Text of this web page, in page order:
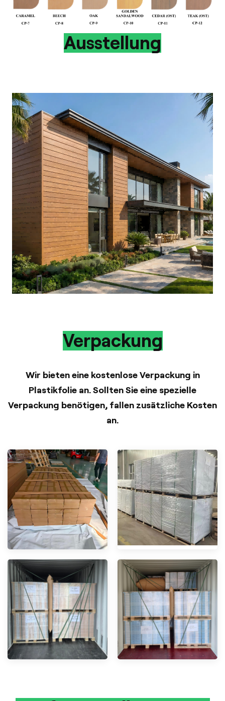
Ausstellung
Verpackung
Wir bieten eine kostenlose Verpackung in
Plastikfolie an. Sollten Sie eine spezielle
Verpackung benötigen, fallen zusätzliche Kosten
an.